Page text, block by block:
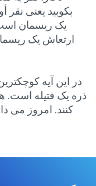
بکوبید یعنی نقر
یک ریسمان است.
ارتعاش یک
در این آیه
ذره یک فتیله است.
کنند. امروز می